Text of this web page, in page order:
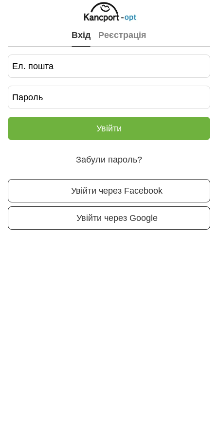
Вхід Реєстрація
Увійти
Забули пароль?
Увійти через Facebook
Увійти через Google